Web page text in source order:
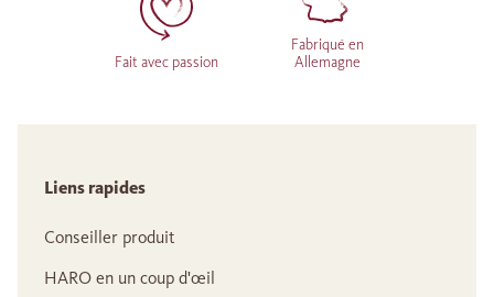
Fait avec passion
Fabriqué en
Allemagne
Liens rapides
Conseiller produit
HARO en un coup d'œil